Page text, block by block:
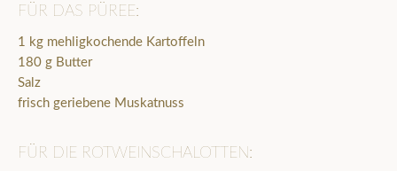
FÜR DAS PÜREE:
1 kg mehligkochende Kartoffeln
180 g Butter
Salz
frisch geriebene Muskatnuss
FÜR DIE ROTWEINSCHALOTTEN: